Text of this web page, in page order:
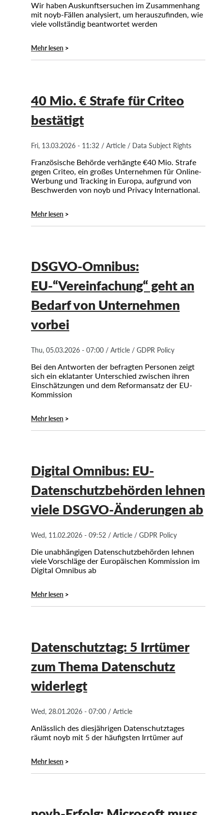
Wir haben Auskunftsersuchen im Zusammenhang
mit noyb-Fällen analysiert, um herauszufinden, wie
viele vollständig beantwortet werden
Mehr lesen
40 Mio. € Strafe für Criteo
bestätigt
Fri, 13.03.2026 - 11:32 / Article / Data Subject Rights
Französische Behörde verhängte €40 Mio. Strafe
gegen Criteo, ein großes Unternehmen für Online-
Werbung und Tracking in Europa, aufgrund von
Beschwerden von noyb und Privacy International.
Mehr lesen
DSGVO-Omnibus:
EU-“Vereinfachung“ geht an
Bedarf von Unternehmen
vorbei
Thu, 05.03.2026 - 07:00 / Article / GDPR Policy
Bei den Antworten der befragten Personen zeigt
sich ein eklatanter Unterschied zwischen ihren
Einschätzungen und dem Reformansatz der EU-
Kommission
Mehr lesen
Digital Omnibus: EU-
Datenschutzbehörden lehnen
viele DSGVO-Änderungen ab
Wed, 11.02.2026 - 09:52 / Article / GDPR Policy
Die unabhängigen Datenschutzbehörden lehnen
viele Vorschläge der Europäischen Kommission im
Digital Omnibus ab
Mehr lesen
Datenschutztag: 5 Irrtümer
zum Thema Datenschutz
widerlegt
Wed, 28.01.2026 - 07:00 / Article
Anlässlich des diesjährigen Datenschutztages
räumt noyb mit 5 der häufigsten Irrtümer auf
Mehr lesen